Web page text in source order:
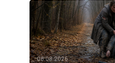
06.08.2026